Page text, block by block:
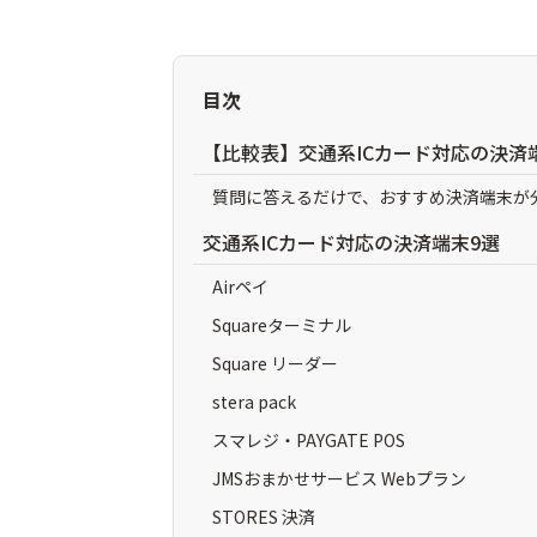
目次
【比較表】交通系ICカード対応の決
質問に答えるだけで、おすすめ決済端末が
交通系ICカード対応の決済端末9選
Airペイ
Squareターミナル
Square リーダー
stera pack
スマレジ・PAYGATE POS
JMSおまかせサービス Webプラン
STORES 決済